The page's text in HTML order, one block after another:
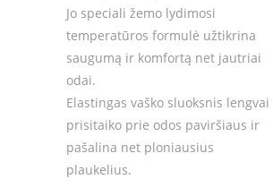
Jo speciali žemo lydimosi
temperatūros formulė užtikrina
saugumą ir komfortą net jautriai
odai.
Elastingas vaško sluoksnis lengvai
prisitaiko prie odos paviršiaus ir
pašalina net ploniausius
plaukelius.